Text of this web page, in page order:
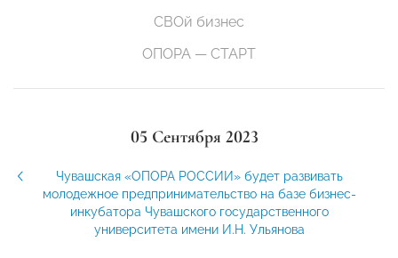
СВОй бизнес
ОПОРА — СТАРТ
05 Сентября 2023
Чувашская «ОПОРА РОССИИ» будет развивать
молодежное предпринимательство на базе бизнес-
инкубатора Чувашского государственного
университета имени И.Н. Ульянова